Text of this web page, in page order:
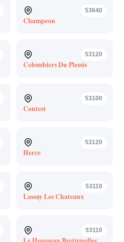
53640
Champeon
53120
Colombiers Du Plessis
53100
Contest
53120
Herce
53110
Lassay Les Chateaux
53110